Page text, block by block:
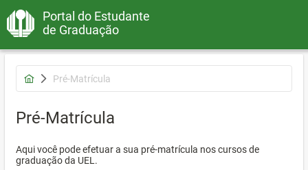
Portal do Estudante
de Graduação
Pré-Matrícula
Pré-Matrícula
Aqui você pode efetuar a sua pré-matrícula nos cursos de
graduação da UEL.